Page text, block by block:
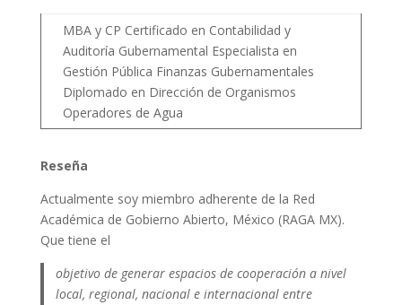
MBA y CP Certificado en Contabilidad y
Auditoría Gubernamental Especialista en
Gestión Pública Finanzas Gubernamentales
Diplomado en Dirección de Organismos
Operadores de Agua
Reseña
Actualmente soy miembro adherente de la Red
Académica de Gobierno Abierto, México (RAGA MX).
Que tiene el
objetivo de generar espacios de cooperación a nivel
local, regional, nacional e internacional entre